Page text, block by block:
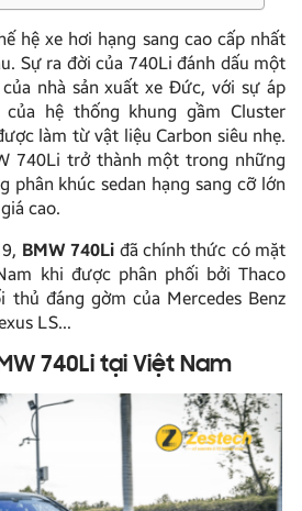
hệ xe hơi hạng sang cao cấp nhất
Sự ra đời của 740Li đánh dấu một
nhà sản xuất xe Đức, với sự áp
hệ thống khung gầm Cluster
làm từ vật liệu Carbon siêu nhẹ.
740Li trở thành một trong những
phân khúc sedan hạng sang cỡ lớn
cao.
BMW 740Li đã chính thức có mặt
khi được phân phối bởi Thaco
thủ đáng gờm của Mercedes Benz
LS…
740Li tại Việt Nam